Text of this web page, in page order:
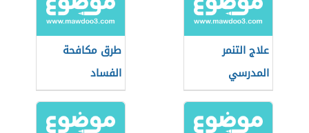
علاج التنمر
المدرسي
طرق مكافحة
الفساد